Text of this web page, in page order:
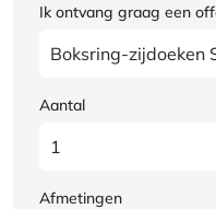
Ik ontvang graag een
Aantal
Afmetingen